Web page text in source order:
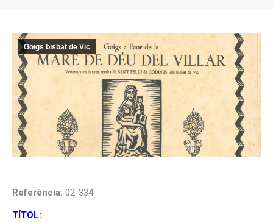
Goigs bisbat de Vic
Referència: 02-334
TÍTOL: